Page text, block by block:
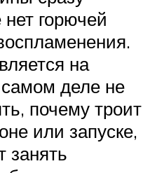
горючей
на
деле не
почему троит
или запуске,
занять